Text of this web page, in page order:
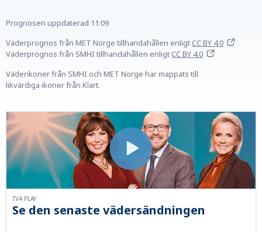
Prognosen uppdaterad 11:09
Väderprognos från MET Norge tillhandahållen enligtCC BY 4.0
Väderprognos från SMHI tillhandahållen enligtCC BY 4.0
Väderikoner från SMHI och MET Norge har mappats till
likvärdiga ikoner från Klart.
Se den senaste vädersändningen
TV4 PLAY